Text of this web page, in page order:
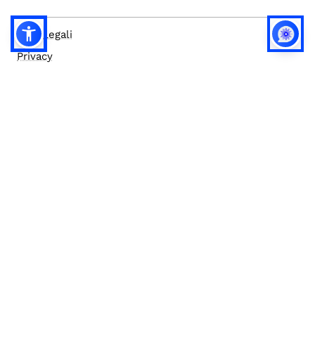
Note legali
Privacy